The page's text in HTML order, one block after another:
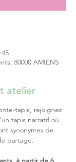
80000 AMIENS
atelier
tapis, rejoignez
tapis narratif où
synonymes de
partage.